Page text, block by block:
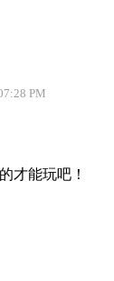
PM
才能玩吧！